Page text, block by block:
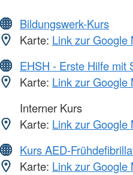
Bildungswerk-Kurs
Karte: Link zur Google
EHSH - Erste Hilfe mit
Karte: Link zur Google
Interner Kurs
Karte: Link zur Google
Kurs AED-
Karte: Link zur Google